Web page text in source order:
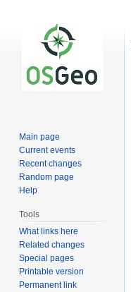
Main page
Current events
Recent changes
Random page
Help
Tools
What links here
Related changes
Special pages
Printable version
Permanent link